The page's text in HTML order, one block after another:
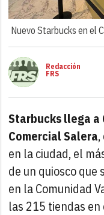
Nuevo Starbucks en el
Redacción
FRS
Starbucks llega a
Comercial Salera
en la ciudad, el
de un quiosco que
en la Comunidad
las 215 tiendas